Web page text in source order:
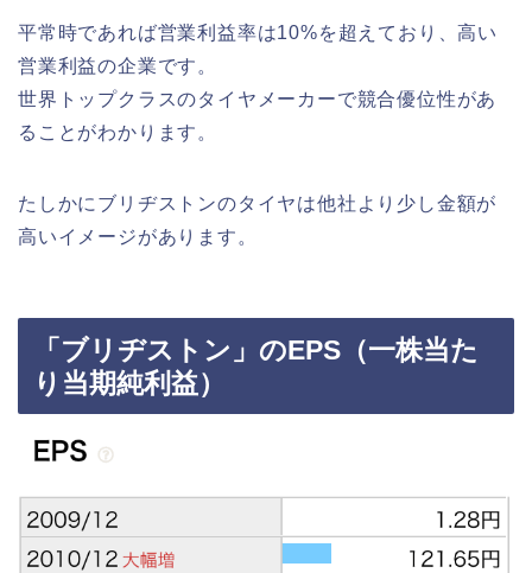
平常時であれば営業利益率は10%を超えており、高い
営業利益の企業です。
世界トップクラスのタイヤメーカーで競合優位性があ
ることがわかります。
たしかにブリヂストンのタイヤは他社より少し金額が
高いイメージがあります。
「ブリヂストン」のEPS（一株当た
り当期純利益）